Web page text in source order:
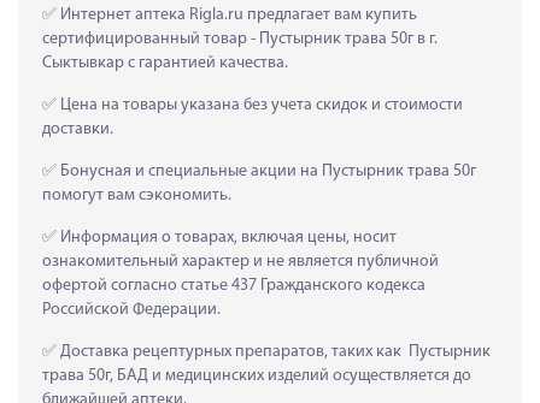
Интернет аптека Rigla.ru предлагает вам купить
сертифицированный товар - Пустырник трава 50г в г.
Сыктывкар с гарантией качества.
Цена на товары указана без учета скидок и стоимости
доставки.
Бонусная и специальные акции на Пустырник трава 50г
помогут вам сэкономить.
Информация о товарах, включая цены, носит
ознакомительный характер и не является публичной
офертой согласно статье 437 Гражданского кодекса
Российской Федерации.
Доставка рецептурных препаратов, таких как  Пустырник
трава 50г, БАД и медицинских изделий осуществляется до